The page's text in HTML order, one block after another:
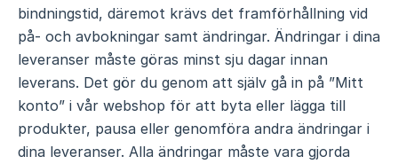
bindningstid, däremot krävs det framförhållning vid
på- och avbokningar samt ändringar. Ändringar i dina
leveranser måste göras minst sju dagar innan
leverans. Det gör du genom att själv gå in på ”Mitt
konto” i vår webshop för att byta eller lägga till
produkter, pausa eller genomföra andra ändringar i
dina leveranser. Alla ändringar måste vara gjorda